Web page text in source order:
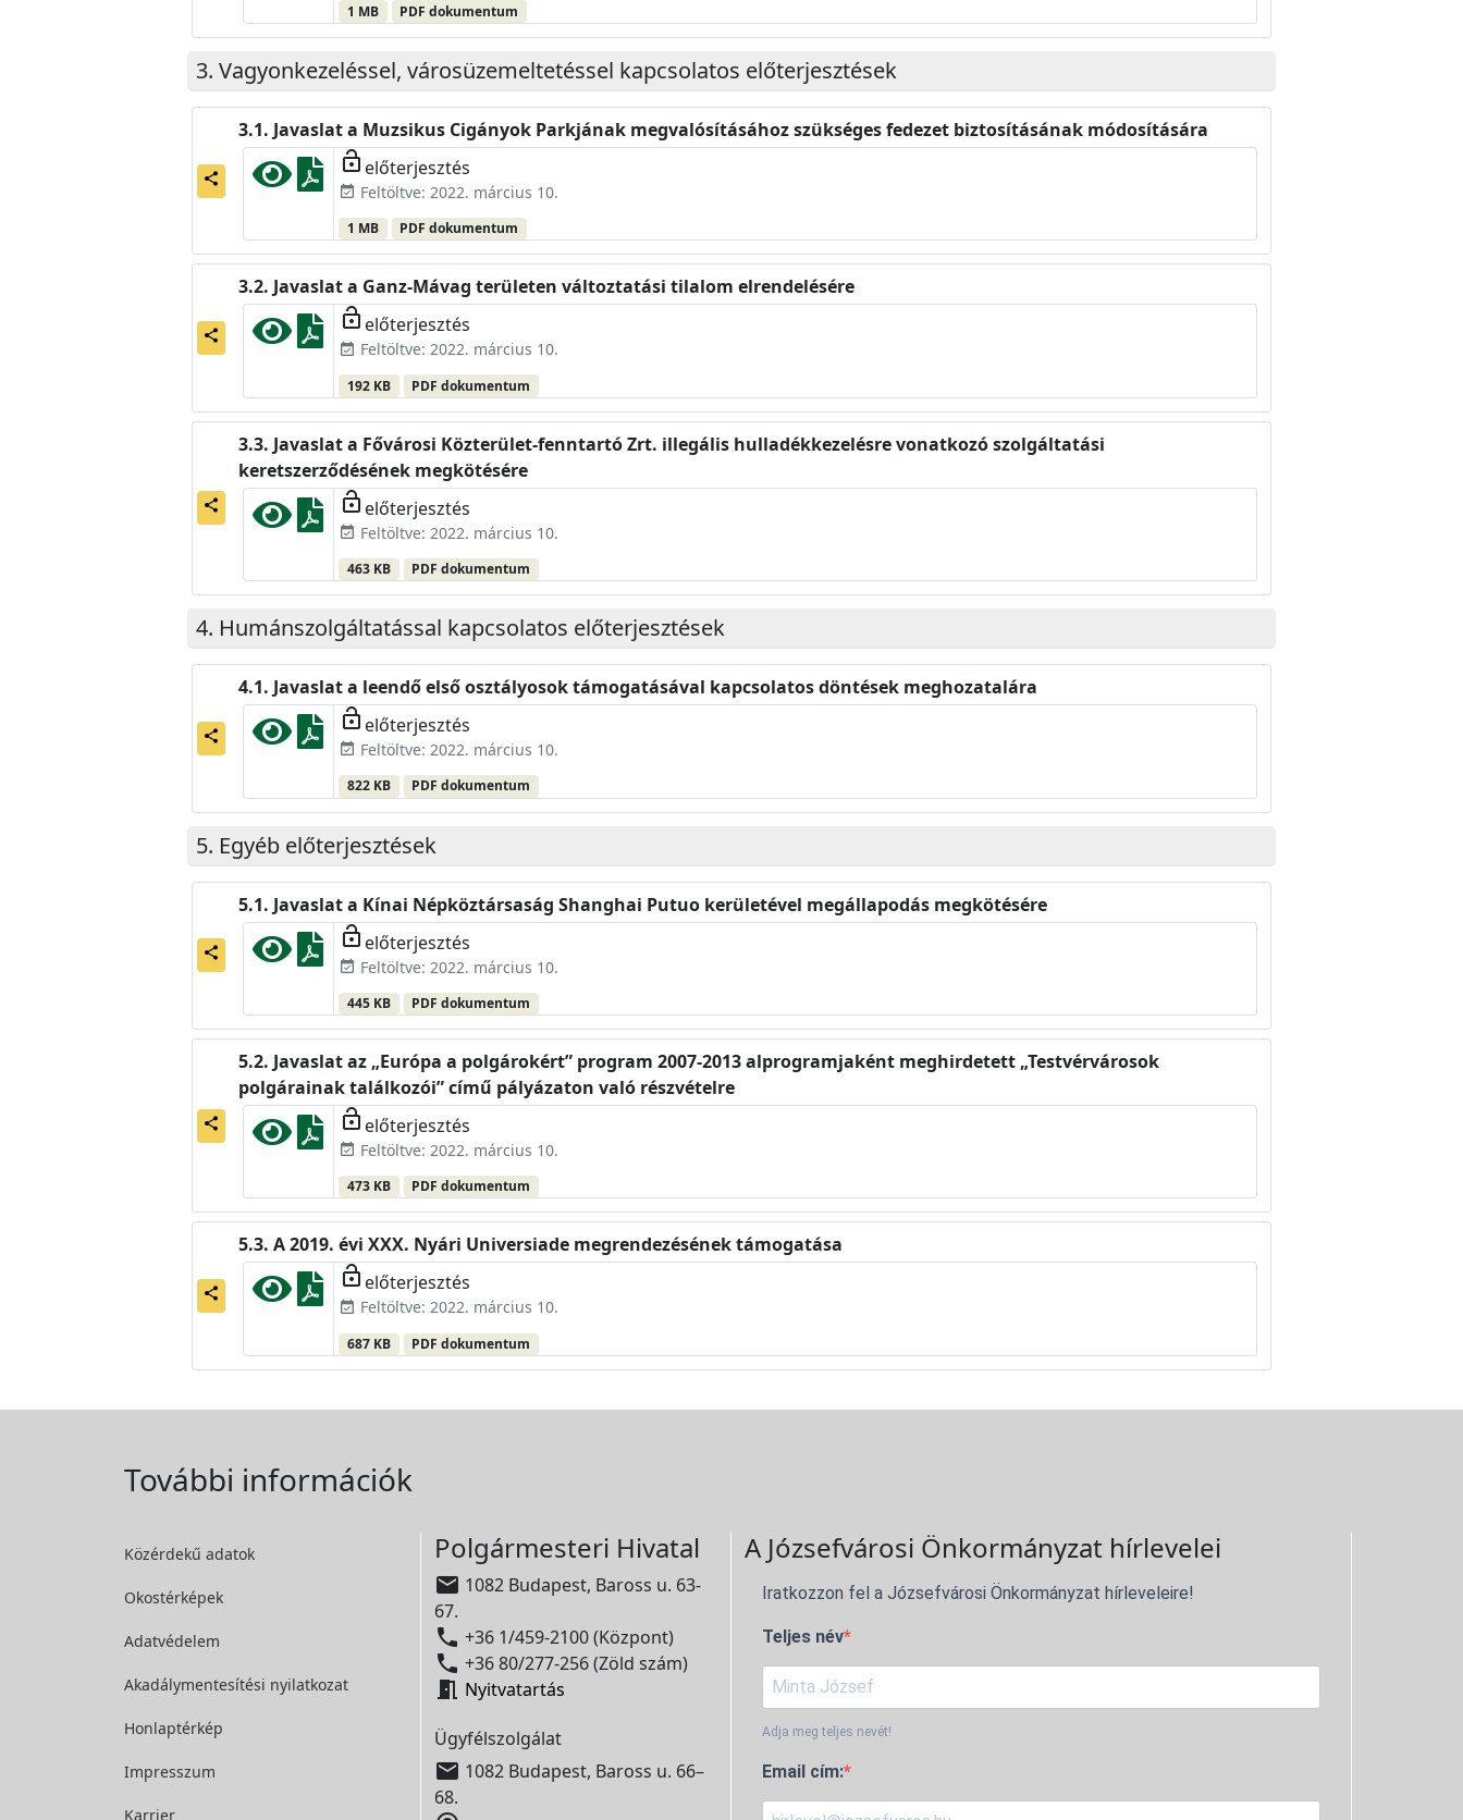
1 MB PDF dokumentum
Vagyonkezeléssel, városüzemeltetéssel kapcsolatos előterjesztések
share
Javaslat a Muzsikus Cigányok Parkjának megvalósításához szükséges fedezet biztosításának módosítására
lock_open előterjesztés
event_available Feltöltve: 2022. március 10.
1 MB PDF dokumentum
share
Javaslat a Ganz-Mávag területen változtatási tilalom elrendelésére
lock_open előterjesztés
event_available Feltöltve: 2022. március 10.
192 KB PDF dokumentum
share
Javaslat a Fővárosi Közterület-fenntartó Zrt. illegális hulladékkezelésre vonatkozó szolgáltatási
keretszerződésének megkötésére
lock_open előterjesztés
event_available Feltöltve: 2022. március 10.
463 KB PDF dokumentum
Humánszolgáltatással kapcsolatos előterjesztések
share
Javaslat a leendő első osztályosok támogatásával kapcsolatos döntések meghozatalára
lock_open előterjesztés
event_available Feltöltve: 2022. március 10.
822 KB PDF dokumentum
Egyéb előterjesztések
share
Javaslat a Kínai Népköztársaság Shanghai Putuo kerületével megállapodás megkötésére
lock_open előterjesztés
event_available Feltöltve: 2022. március 10.
445 KB PDF dokumentum
share
Javaslat az „Európa a polgárokért” program 2007-2013 alprogramjaként meghirdetett „Testvérvárosok
polgárainak találkozói” című pályázaton való részvételre
lock_open előterjesztés
event_available Feltöltve: 2022. március 10.
473 KB PDF dokumentum
share
A 2019. évi XXX. Nyári Universiade megrendezésének támogatása
lock_open előterjesztés
event_available Feltöltve: 2022. március 10.
687 KB PDF dokumentum
További információk
Közérdekű adatok
Okostérképek
Adatvédelem
Akadálymentesítési nyilatkozat
Honlaptérkép
Impresszum
Karrier
Polgármesteri Hivatal
 1082 Budapest, Baross u. 63-
67.
 +36 1/459-2100 (Központ)
 +36 80/277-256 (Zöld szám)
 Nyitvatartás
Ügyfélszolgálat
 1082 Budapest, Baross u. 66–
68.
A Józsefvárosi Önkormányzat hírlevelei
Iratkozzon fel a Józsefvárosi Önkormányzat hírleveleire!
Teljes név
Adja meg teljes nevét!
Email cím: